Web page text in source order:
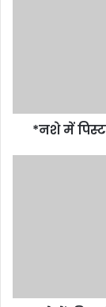
*नशे में